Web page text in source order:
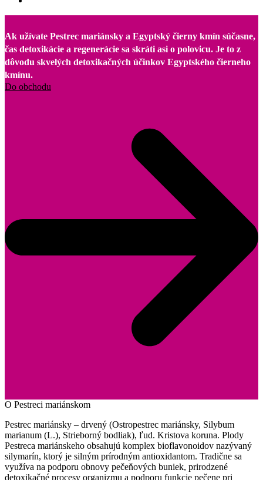
Ak užívate Pestrec mariánsky a Egyptský čierny kmín súčasne,
čas detoxikácie a regenerácie sa skráti asi o polovicu. Je to z
dôvodu skvelých detoxikačných účinkov Egyptského čierneho
kmínu.
Do obchodu
O Pestreci mariánskom
Pestrec mariánsky – drvený (Ostropestrec mariánsky, Silybum
marianum (L.), Strieborný bodliak), ľud. Kristova koruna. Plody
Pestreca mariánskeho obsahujú komplex bioflavonoidov nazývaný
silymarín, ktorý je silným prírodným antioxidantom. Tradične sa
využíva na podporu obnovy pečeňových buniek, prirodzené
detoxikačné procesy organizmu a podporu funkcie pečene pri